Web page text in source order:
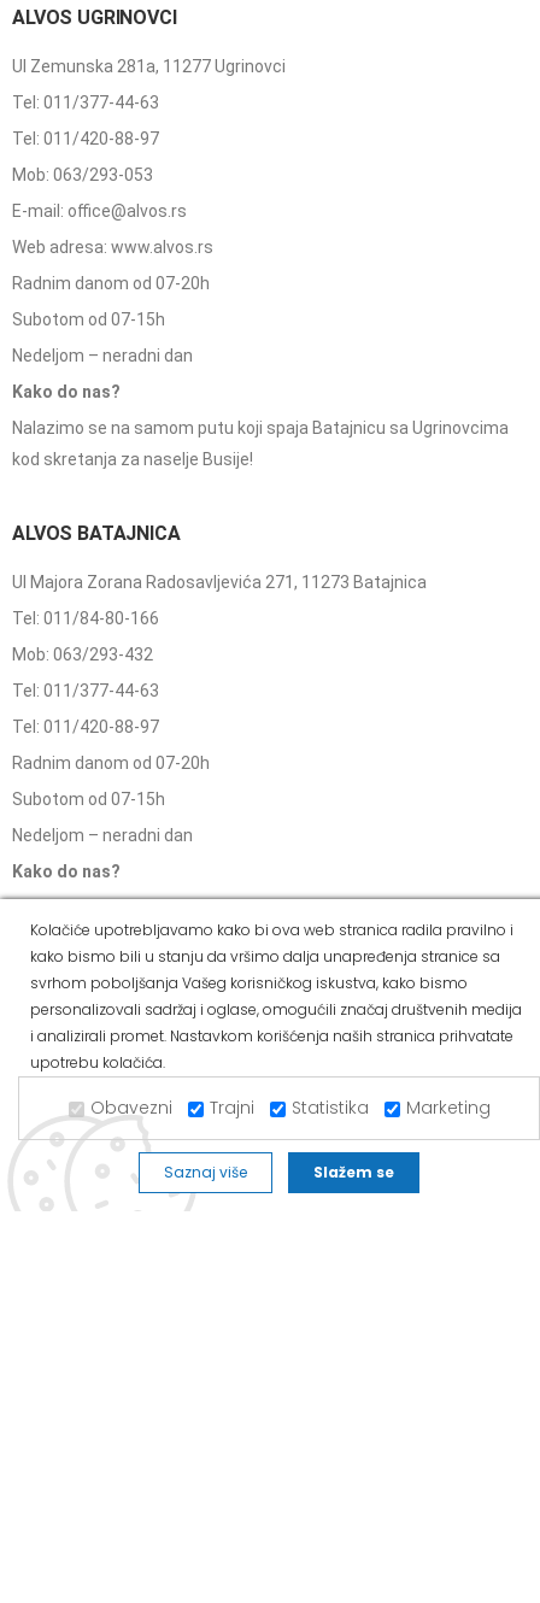
ALVOS UGRINOVCI
Ul Zemunska 281a, 11277 Ugrinovci
Tel: 011/377-44-63
Tel: 011/420-88-97
Mob: 063/293-053
E-mail: office@alvos.rs
Web adresa: www.alvos.rs
Radnim danom od 07-20h
Subotom od 07-15h
Nedeljom – neradni dan
Kako do nas?
Nalazimo se na samom putu koji spaja Batajnicu sa Ugrinovcima
kod skretanja za naselje Busije!
ALVOS BATAJNICA
Ul Majora Zorana Radosavljevića 271, 11273 Batajnica
Tel: 011/84-80-166
Mob: 063/293-432
Tel: 011/377-44-63
Tel: 011/420-88-97
Radnim danom od 07-20h
Subotom od 07-15h
Nedeljom – neradni dan
Kako do nas?
nalazimo se sa desne strane.
ALVOS NOVA PAZOVA
Kralja Petra I Karađorđevića 62/2, Nova Pazova
Mob: 063/293-014
Tel: 011/377-44-63
Tel: 011/420-88-97
novapazova@alvos.rs
Kolačiće upotrebljavamo kako bi ova web stranica radila pravilno i
kako bismo bili u stanju da vršimo dalja unapređenja stranice sa
svrhom poboljšanja Vašeg korisničkog iskustva, kako bismo
personalizovali sadržaj i oglase, omogućili značaj društvenih medija
i analizirali promet. Nastavkom korišćenja naših stranica prihvatate
upotrebu kolačića.
Obavezni Trajni Statistika Marketing
Saznaj više Slažem se